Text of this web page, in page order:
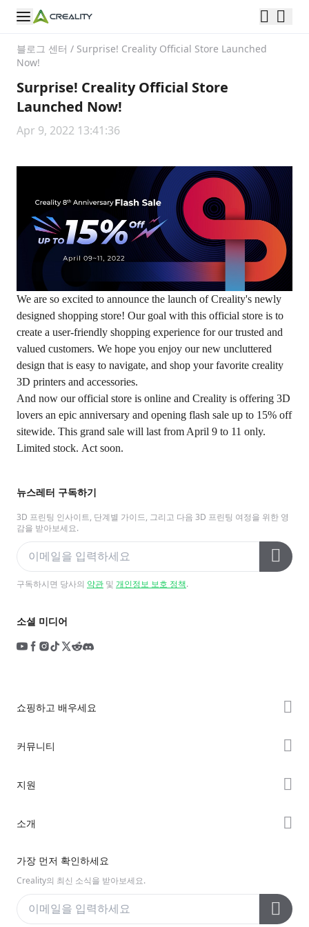
블로그 센터 / Surprise! Creality Official Store Launched
Now!
뉴스레터 구독하기
3D 프린팅 인사이트, 단계별 가이드, 그리고 다음 3D 프린팅 여정을 위한 영
감을 받아보세요.
구독하시면 당사의 약관 및 개인정보 보호 정책.
소셜 미디어
Surprise! Creality Official Store
Launched Now!
Apr 9, 2022 13:41:36
We are so excited to announce the launch of Creality's newly
designed shopping store! Our goal with this official store is to
create a user-friendly shopping experience for our trusted and
valued customers. We hope you enjoy our new uncluttered
design that is easy to navigate, and shop your favorite creality
3D printers and accessories.
And now our official store is online and Creality is offering 3D
lovers an epic anniversary and opening flash sale up to 15% off
sitewide. This grand sale will last from April 9 to 11 only.
Limited stock. Act soon.
쇼핑하고 배우세요
Ender 시리즈
커뮤니티
Discord
지원
헬프 센터
비디오 센터
애프터 서비스
소개
문의하기
가장 먼저 확인하세요
Creality의 최신 소식을 받아보세요.